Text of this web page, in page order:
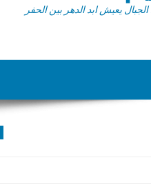
يعيش ابد الدهر بين الحفر